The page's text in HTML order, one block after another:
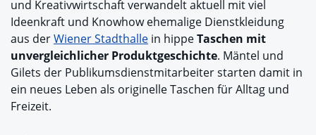
und Kreativwirtschaft verwandelt aktuell mit viel
Ideenkraft und Knowhow ehemalige Dienstkleidung
aus derWiener Stadthalle in hippeTaschen mit
unvergleichlicher Produktgeschichte. Mäntel und
Gilets der Publikumsdienstmitarbeiter starten damit in
ein neues Leben als originelle Taschen für Alltag und
Freizeit.